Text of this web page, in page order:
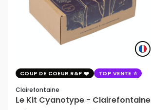
COUP DE COEUR R&P TOP VENTE
Clairefontaine
Le Kit Cyanotype - Clairefontaine